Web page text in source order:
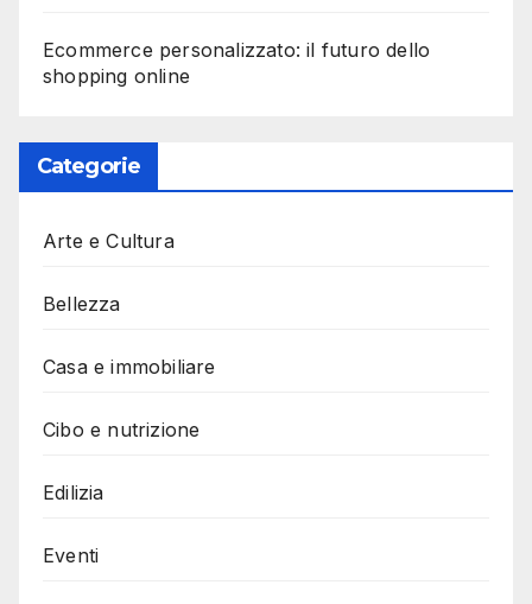
Ecommerce personalizzato: il futuro dello
shopping online
Categorie
Arte e Cultura
Bellezza
Casa e immobiliare
Cibo e nutrizione
Edilizia
Eventi